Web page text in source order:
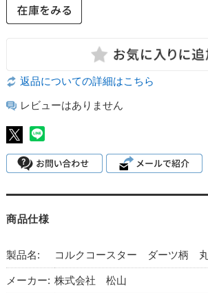
返品についての詳細はこちら
レビューはありません
商品仕様
製品名: コルクコースター ダーツ柄
メーカー: 株式会社 松山